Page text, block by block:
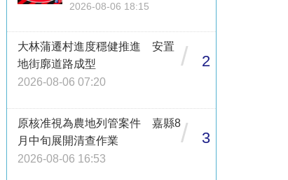
2026-08-06 18:15
大林蒲遷村進度穩健推進 安置
地街廓道路成型
2026-08-06 07:20
/ 2
原核准視為農地列管案件 嘉縣8
月中旬展開清查作業
2026-08-06 16:53
/ 3